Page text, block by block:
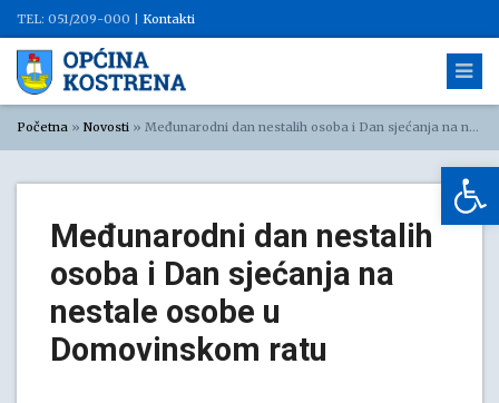
TEL: 051/209-000 | Kontakti
Početna » Novosti » Međunarodni dan nestalih osoba i Dan sjećanja na nestale osobe u Domovinskom ratu
Međunarodni dan nestalih
osoba i Dan sjećanja na
nestale osobe u
Domovinskom ratu